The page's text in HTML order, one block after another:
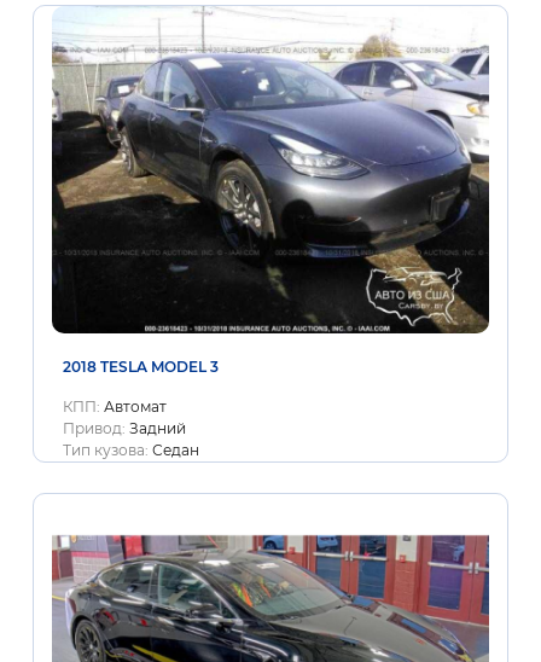
2018 TESLA MODEL 3
КПП: Автомат
Привод: Задний
Тип кузова: Седан